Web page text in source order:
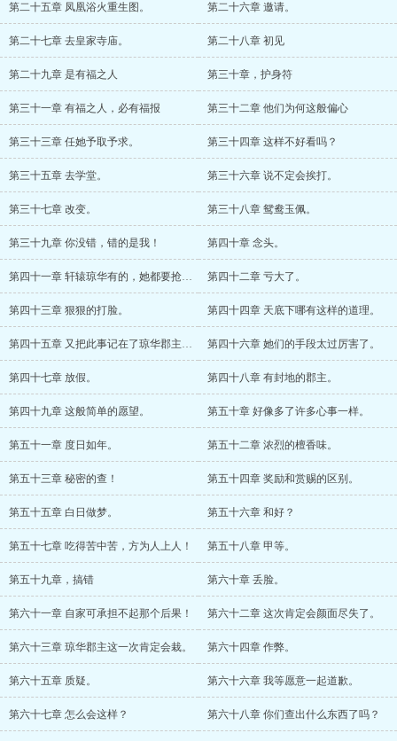
第二十五章 凤凰浴火重生图。 第二十六章 邀请。
第二十七章 去皇家寺庙。 第二十八章 初见
第二十九章 是有福之人 第三十章，护身符
第三十一章 有福之人，必有福报 第三十二章 他们为何这般偏心
第三十三章 任她予取予求。 第三十四章 这样不好看吗？
第三十五章 去学堂。 第三十六章 说不定会挨打。
第三十七章 改变。 第三十八章 鸳鸯玉佩。
第三十九章 你没错，错的是我！ 第四十章 念头。
第四十一章 轩辕琼华有的，她都要抢过来。 第四十二章 亏大了。
第四十三章 狠狠的打脸。 第四十四章 天底下哪有这样的道理。
第四十五章 又把此事记在了琼华郡主头上。 第四十六章 她们的手段太过厉害了。
第四十七章 放假。 第四十八章 有封地的郡主。
第四十九章 这般简单的愿望。 第五十章 好像多了许多心事一样。
第五十一章 度日如年。 第五十二章 浓烈的檀香味。
第五十三章 秘密的查！ 第五十四章 奖励和赏赐的区别。
第五十五章 白日做梦。 第五十六章 和好？
第五十七章 吃得苦中苦，方为人上人！ 第五十八章 甲等。
第五十九章，搞错 第六十章 丢脸。
第六十一章 自家可承担不起那个后果！ 第六十二章 这次肯定会颜面尽失了。
第六十三章 琼华郡主这一次肯定会栽。 第六十四章 作弊。
第六十五章 质疑。 第六十六章 我等愿意一起道歉。
第六十七章 怎么会这样？ 第六十八章 你们查出什么东西了吗？